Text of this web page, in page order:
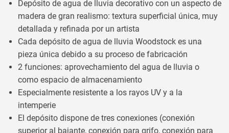
Depósito de agua de lluvia decorativo con un aspecto de
madera de gran realismo: textura superficial única, muy
detallada y refinada por un artista
Cada depósito de agua de lluvia Woodstock es una
pieza única debido a su proceso de fabricación
2 funciones: aprovechamiento del agua de lluvia o
como espacio de almacenamiento
Especialmente resistente a los rayos UV y a la
intemperie
El depósito dispone de tres conexiones (conexión
superior al bajante, conexión para grifo, conexión para